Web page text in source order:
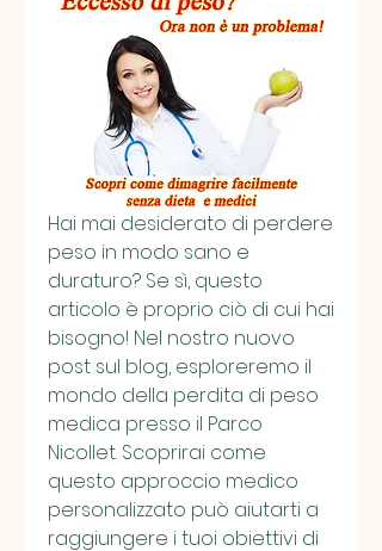
Hai mai desiderato di perdere
peso in modo sano e
duraturo? Se sì, questo
articolo è proprio ciò di cui hai
bisogno! Nel nostro nuovo
post sul blog, esploreremo il
mondo della perdita di peso
medica presso il Parco
Nicollet. Scoprirai come
questo approccio medico
personalizzato può aiutarti a
raggiungere i tuoi obiettivi di